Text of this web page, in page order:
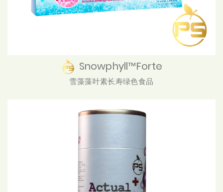
Snowphyll™Forte
雪藻藻叶素长寿绿色食品